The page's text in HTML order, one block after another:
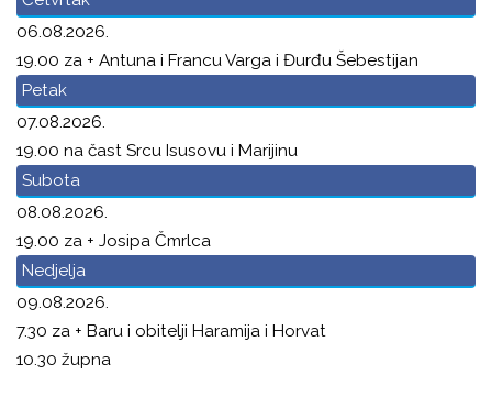
06.08.2026.
19.00 za + Antuna i Francu Varga i Đurđu Šebestijan
Petak
07.08.2026.
19.00 na čast Srcu Isusovu i Marijinu
Subota
08.08.2026.
19.00 za + Josipa Čmrlca
Nedjelja
09.08.2026.
7.30 za + Baru i obitelji Haramija i Horvat
10.30 župna